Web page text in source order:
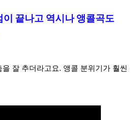
끝나고 역시나 앵콜곡도
을 잘 추더라고요. 앵콜 분위기가 훨씬